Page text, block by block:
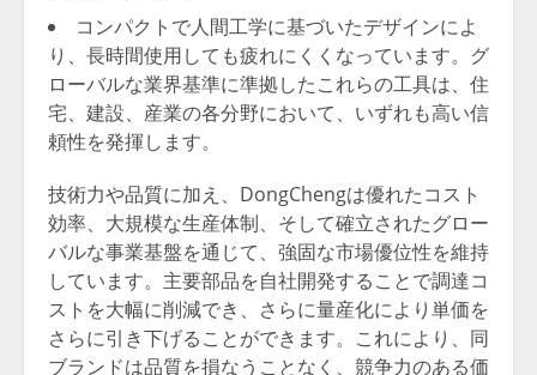
コンパクトで人間工学に基づいたデザインによ
り、長時間使用しても疲れにくくなっています。グ
ローバルな業界基準に準拠したこれらの工具は、住
宅、建設、産業の各分野において、いずれも高い信
頼性を発揮します。
技術力や品質に加え、DongChengは優れたコスト
効率、大規模な生産体制、そして確立されたグロー
バルな事業基盤を通じて、強固な市場優位性を維持
しています。主要部品を自社開発することで調達コ
ストを大幅に削減でき、さらに量産化により単価を
さらに引き下げることができます。これにより、同
ブランドは品質を損なうことなく、競争力のある価